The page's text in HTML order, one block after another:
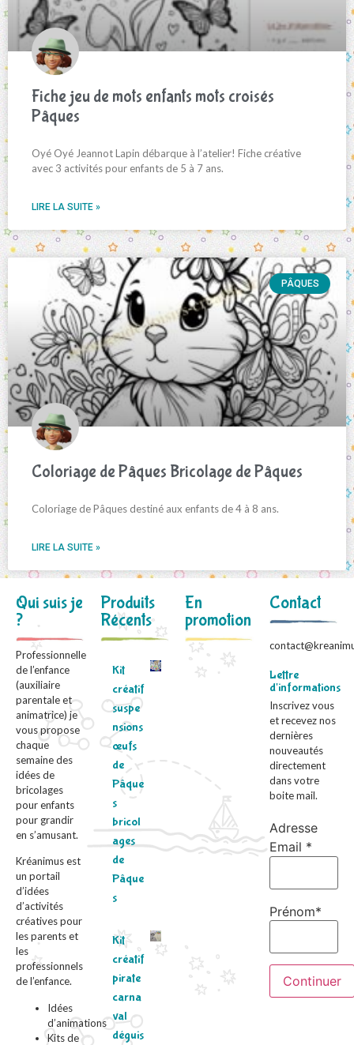
Fiche jeu de mots enfants mots croisés
Pâques
Oyé Oyé Jeannot Lapin débarque à l’atelier! Fiche créative
avec 3 activités pour enfants de 5 à 7 ans.
LIRE LA SUITE »
PÂQUES
Coloriage de Pâques Bricolage de Pâques
Coloriage de Pâques destiné aux enfants de 4 à 8 ans.
LIRE LA SUITE »
Qui suis je
?
Professionnelle
de l’enfance
(auxiliaire
parentale et
animatrice) je
vous propose
chaque
semaine des
idées de
bricolages
pour enfants
pour grandir
en s’amusant.
Kréanimus est
un portail
d’idées
d’activités
créatives pour
les parents et
les
professionnels
de l’enfance.
Idées
d’animations
Kits de
Produits
Récents
Kit
créatif
suspe
nsions
œufs
de
Pâque
s
bricol
ages
de
Pâque
s
Kit
créatif
pirate
carna
val
déguis
En
promotion
Contact
Lettre
d'informations
Inscrivez vous
et recevez nos
dernières
nouveautés
directement
dans votre
boite mail.
Adresse
Email *
Prénom*